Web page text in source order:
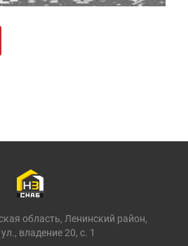
область, Ленинский район,
владение 20, с. 1